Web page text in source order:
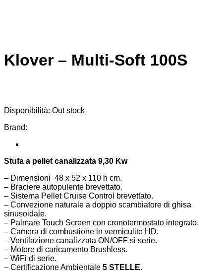
Klover – Multi-Soft 100S
Disponibilità: Out stock
Brand:
Stufa a pellet canalizzata 9,30 Kw
– Dimensioni 48 x 52 x 110 h cm.
– Braciere autopulente brevettato.
– Sistema Pellet Cruise Control brevettato.
– Convezione naturale a doppio scambiatore di ghisa
sinusoidale.
– Palmare Touch Screen con cronotermostato integrato.
– Camera di combustione in vermiculite HD.
– Ventilazione canalizzata ON/OFF si serie.
– Motore di caricamento Brushless.
– WiFi di serie.
– Certificazione Ambientale 5 STELLE.